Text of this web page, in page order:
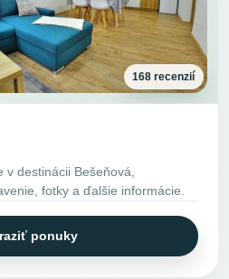
168 recenzií
destinácii Bešeňová,
fotky a ďalšie informácie.
ponuky